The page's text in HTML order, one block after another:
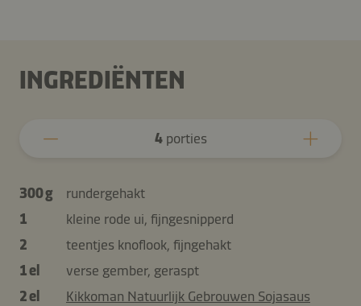
INGREDIËNTEN
4porties
300 g
rundergehakt
1
kleine rode ui, fijngesnipperd
2
teentjes knoflook, fijngehakt
1 el
verse gember, geraspt
2 el
Kikkoman Natuurlijk Gebrouwen Sojasaus